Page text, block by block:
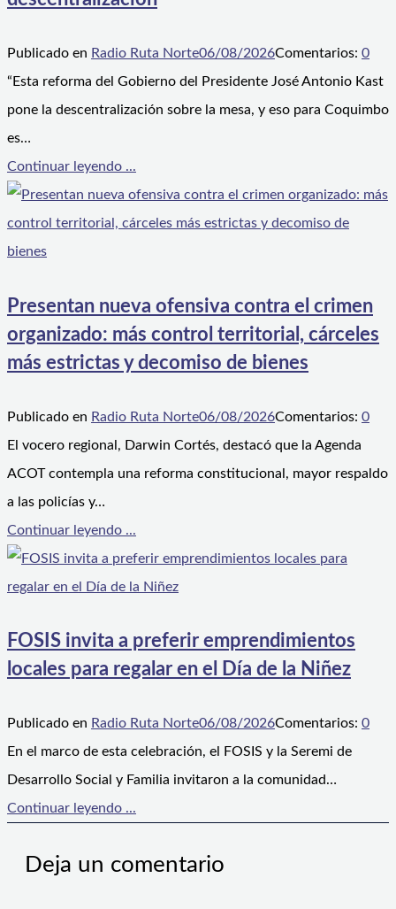
Publicado en Radio Ruta Norte06/08/2026Comentarios: 0
“Esta reforma del Gobierno del Presidente José Antonio Kast
pone la descentralización sobre la mesa, y eso para Coquimbo
es…
Continuar leyendo ...
Presentan nueva ofensiva contra el crimen
organizado: más control territorial, cárceles
más estrictas y decomiso de bienes
Publicado en Radio Ruta Norte06/08/2026Comentarios: 0
El vocero regional, Darwin Cortés, destacó que la Agenda
ACOT contempla una reforma constitucional, mayor respaldo
a las policías y…
Continuar leyendo ...
FOSIS invita a preferir emprendimientos
locales para regalar en el Día de la Niñez
Publicado en Radio Ruta Norte06/08/2026Comentarios: 0
En el marco de esta celebración, el FOSIS y la Seremi de
Desarrollo Social y Familia invitaron a la comunidad…
Continuar leyendo ...
Deja un comentario